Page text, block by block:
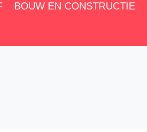
BOUW EN CONSTRUCTIE